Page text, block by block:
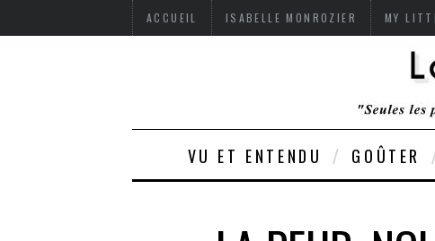
ACCUEIL ISABELLE MONROZIER MY
VU ET ENTENDU GOÛTER